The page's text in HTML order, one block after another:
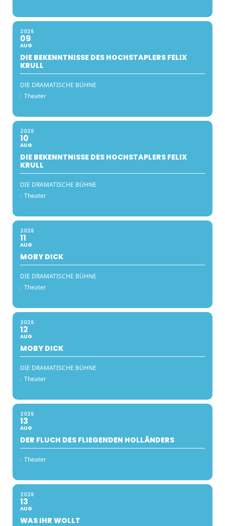
2026
09
AUG
DIE BEKENNTNISSE DES HOCHSTAPLERS FELIX
KRULL
DIE DRAMATISCHE BÜHNE
: Theater
2026
10
AUG
DIE BEKENNTNISSE DES HOCHSTAPLERS FELIX
KRULL
DIE DRAMATISCHE BÜHNE
: Theater
2026
11
AUG
MOBY DICK
DIE DRAMATISCHE BÜHNE
: Theater
2026
12
AUG
MOBY DICK
DIE DRAMATISCHE BÜHNE
: Theater
2026
13
AUG
DER FLUCH DES FLIEGENDEN HOLLÄNDERS
: Theater
2026
13
AUG
WAS IHR WOLLT